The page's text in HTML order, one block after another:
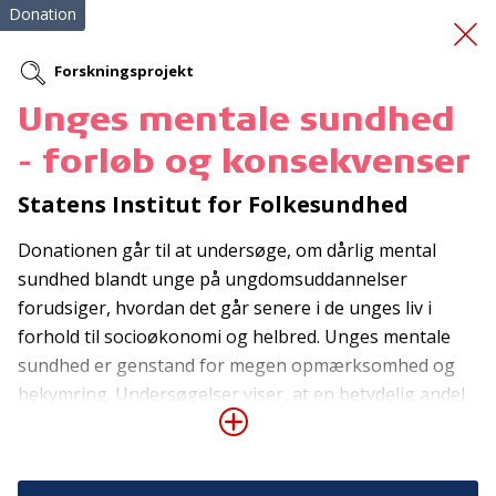
Førstehjælpskurser
Donation
Forskningsprojekt
Unges mentale sundhed
- forløb og konsekvenser
Statens Institut for Folkesundhed
Donationen går til at undersøge, om dårlig mental
sundhed blandt unge på ungdomsuddannelser
forudsiger, hvordan det går senere i de unges liv i
forhold til socioøkonomi og helbred. Unges mentale
sundhed er genstand for megen opmærksomhed og
bekymring. Undersøgelser viser, at en betydelig andel
af unge på tværs af sociale baggrunde har det mentalt
Forskerne vil derfor analysere svar fra ca. 75.000 unge
Tilmeld nyhedsbrev
De seneste nyheder om TrygFondens og TryghedsGruppens
aktiviteter direkte i din indbakke.